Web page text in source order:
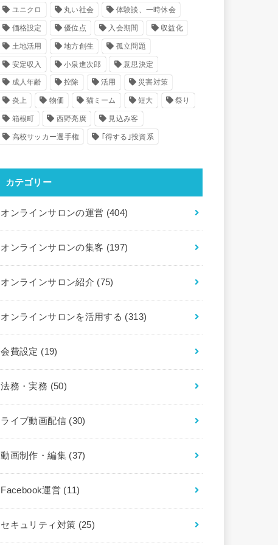
ユニクロ 丸い社会 体験談、一時休会
価格設定 優位点 入会期間 収益化
土地活用 地方創生 孤立問題
安定収入 小泉進次郎 意思決定
成人年齢 控除 活用 災害対策
炎上 物価 猫ミーム 短大 祭り
箱根町 西野亮廣 見込み客
高校サッカー選手権 ｢得する｣投資系
カテゴリー
オンラインサロンの運営 (404)
オンラインサロンの集客 (197)
オンラインサロン紹介 (75)
オンラインサロンを活用する (313)
会費設定 (19)
法務・実務 (50)
ライブ動画配信 (30)
動画制作・編集 (37)
Facebook運営 (11)
セキュリティ対策 (25)